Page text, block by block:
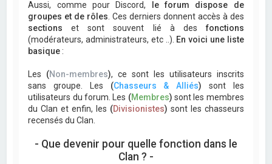
Aussi, comme pour Discord,
le forum dispose de
groupes et de rôles. Ces derniers donnent accès à des
sections et sont souvent lié à desfonctions
(modérateurs, administrateurs, etc ..). En voici une liste
basique :
Les (Non-membres), ce sont les utilisateurs inscrits
sans groupe. Les (Chasseurs & Alliés) sont les
utilisateurs du forum. Les (Membres) sont les membres
du Clan et enfin, les (Divisionistes) sont les chasseurs
recensés du Clan.
- Que devenir pour quelle fonction dans le
Clan ? -